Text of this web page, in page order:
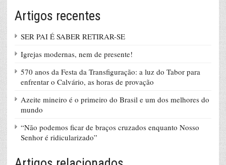
Artigos recentes
SER PAI É SABER RETIRAR-SE
Igrejas modernas, nem de presente!
570 anos da Festa da Transfiguração: a luz do Tabor para
enfrentar o Calvário, as horas de provação
Azeite mineiro é o primeiro do Brasil e um dos melhores do
mundo
“Não podemos ficar de braços cruzados enquanto Nosso
Senhor é ridicularizado”